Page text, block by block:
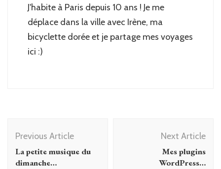
J'habite à Paris depuis 10 ans ! Je me
déplace dans la ville avec Irène, ma
bicyclette dorée et je partage mes voyages
ici :)
Navigation
Previous Article
La petite musique du
dimanche…
Next Article
Mes plugins
WordPress…